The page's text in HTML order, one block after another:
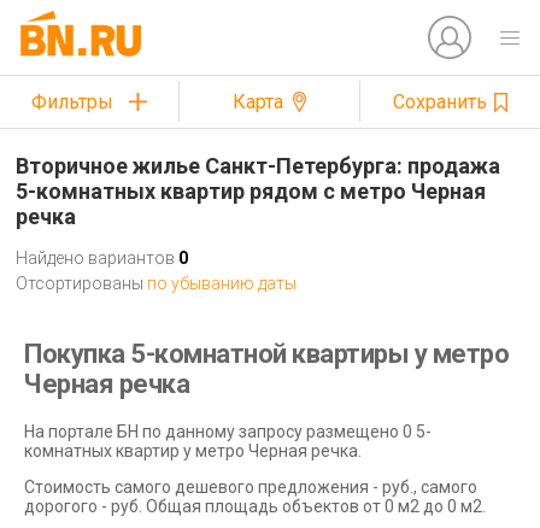
Фильтры Карта Сохранить
Вторичное жилье Санкт-Петербурга: продажа
5-комнатных квартир рядом с метро Черная
речка
Найдено вариантов 0
Отсортированы по убыванию даты
Покупка 5-комнатной квартиры у метро
Черная речка
На портале БН по данному запросу размещено 0 5-
комнатных квартир у метро Черная речка.
Стоимость самого дешевого предложения - руб., самого
дорогого - руб. Общая площадь объектов от 0 м2 до 0 м2.